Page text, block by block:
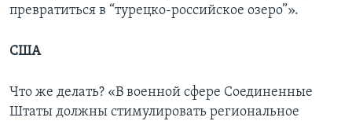
превратиться в “турецко-российское озеро”».
США
Что же делать? «В военной сфере Соединенные
Штаты должны стимулировать региональное